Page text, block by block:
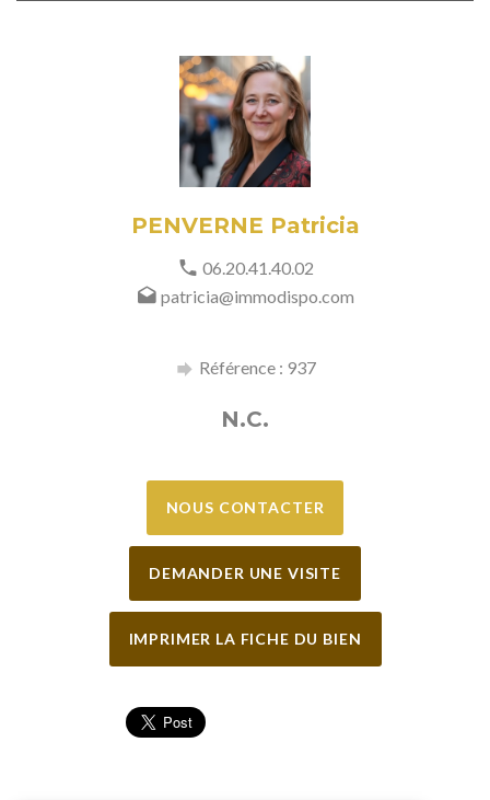
PENVERNE Patricia
06.20.41.40.02
patricia@immodispo.com
Référence : 937
N.C.
NOUS CONTACTER
DEMANDER UNE VISITE
IMPRIMER LA FICHE DU BIEN